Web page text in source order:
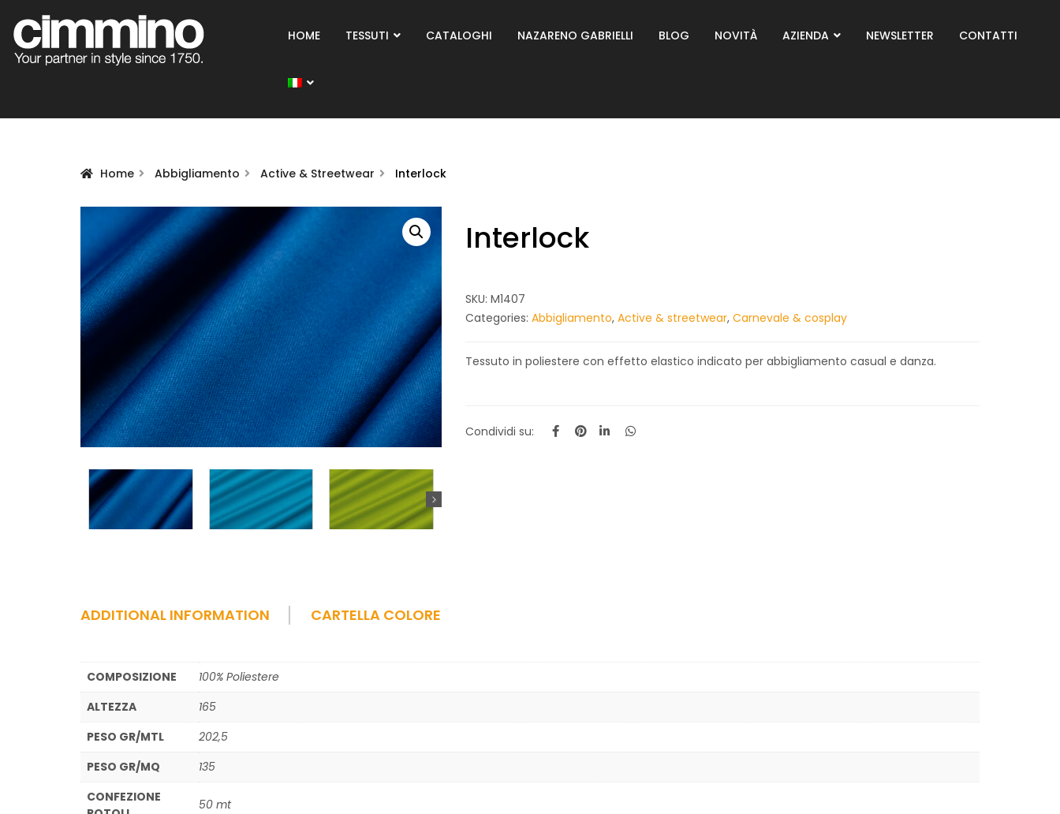
HOME TESSUTI CATALOGHI NAZARENO GABRIELLI BLOG NOVITÀ AZIENDA NEWSLETTER CONTATTI
Home Abbigliamento Active & Streetwear Interlock
Interlock
SKU: M1407
Categories: Abbigliamento, Active & streetwear, Carnevale & cosplay
Tessuto in poliestere con effetto elastico indicato per abbigliamento casual e danza.
Condividi su:
ADDITIONAL INFORMATION CARTELLA COLORE
COMPOSIZIONE
100% Poliestere
ALTEZZA
165
PESO GR/MTL
202,5
PESO GR/MQ
135
CONFEZIONE
50 mt